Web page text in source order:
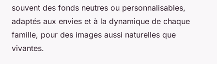
souvent des fonds neutres ou personnalisables,
adaptés aux envies et à la dynamique de chaque
famille, pour des images aussi naturelles que
vivantes.